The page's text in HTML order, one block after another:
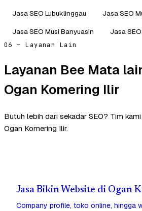
Jasa SEO Lubuklinggau
Jasa SEO
Jasa SEO Musi Banyuasin
Jasa
06 — Layanan Lain
Layanan Bee Mata
Ogan Komering Ilir
Butuh lebih dari sekadar SEO? Tim
Ogan Komering Ilir.
Jasa Bikin Website di Ogan
Company profile, toko online, hingga